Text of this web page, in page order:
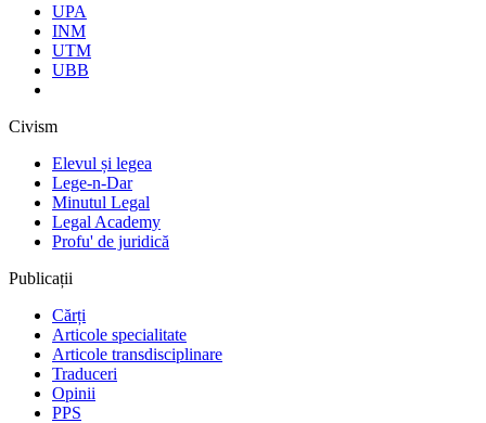
UPA
INM
UTM
UBB
Civism
Elevul și legea
Lege-n-Dar
Minutul Legal
Legal Academy
Profu' de juridică
Publicații
Cărți
Articole specialitate
Articole transdisciplinare
Traduceri
Opinii
PPS